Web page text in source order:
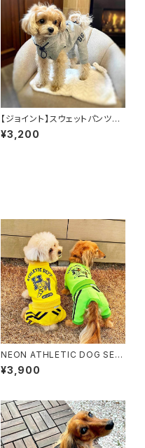
【ジョイント】スウェットパンツは
アスレチックフーディとセットで
着たい
¥3,200
NEON ATHLETIC DOG SET
UP パンツ
¥3,900